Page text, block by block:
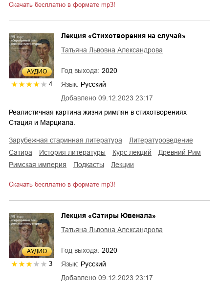
Скачать бесплатно в формате mp3!
AУДИО
4
Добавлено 09.12.2023 23:17
Лекция «Стихотворения на случай»
Татьяна Львовна Александрова
Год выхода: 2020
Язык: Русский
Реалистичная картина жизни римлян в стихотворениях
Стация и Марциала.
зарубежная старинная литература
литературоведение
сатира
история литературы курс лекций
Древний Рим
Римская империя
подкасты лекции
Скачать бесплатно в формате mp3!
AУДИО
3
Добавлено 09.12.2023 23:17
Лекция «Сатиры Ювенала»
Татьяна Львовна Александрова
Год выхода: 2020
Язык: Русский